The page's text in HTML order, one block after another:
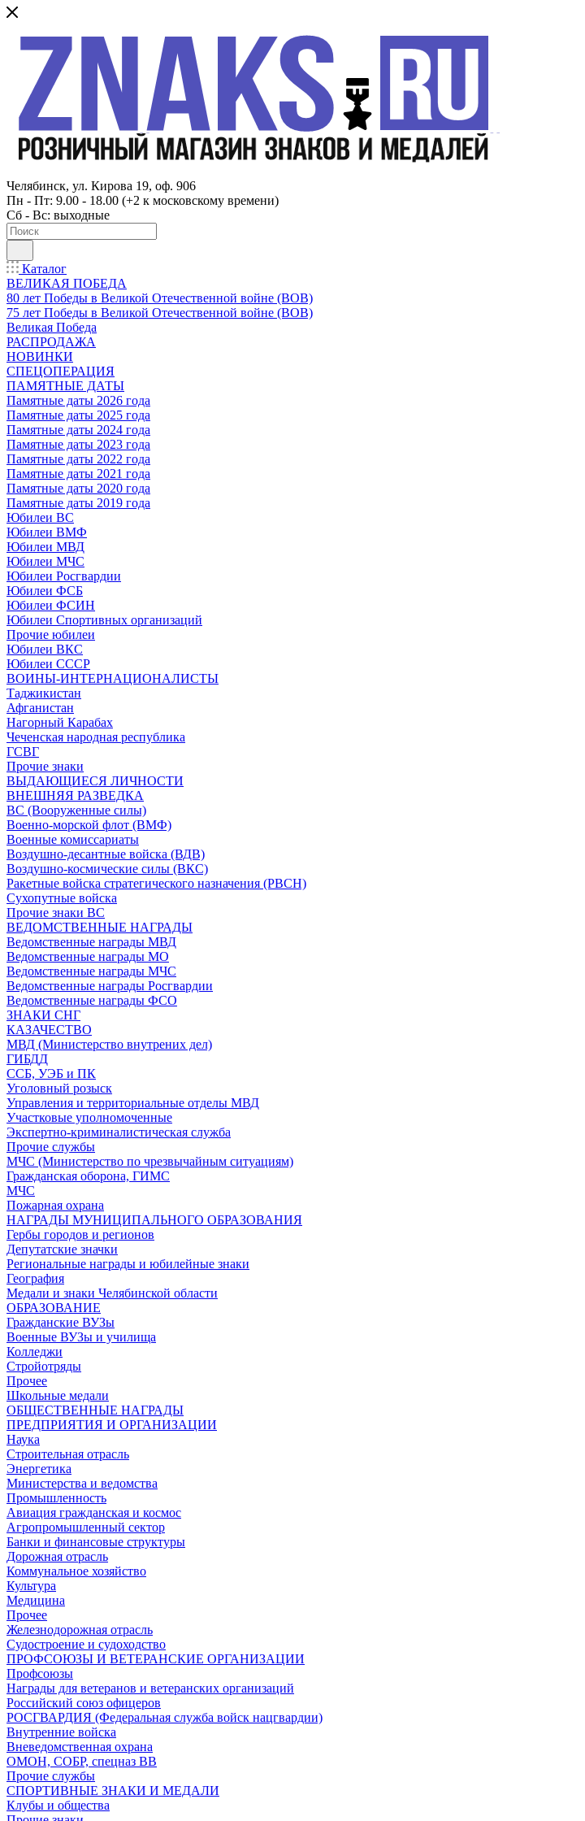
Челябинск, ул. Кирова 19, оф. 906
Пн - Пт: 9.00 - 18.00 (+2 к московскому времени)
Сб - Вс: выходные
Каталог
ВЕЛИКАЯ ПОБЕДА
80 лет Победы в Великой Отечественной войне (ВОВ)
75 лет Победы в Великой Отечественной войне (ВОВ)
Великая Победа
РАСПРОДАЖА
НОВИНКИ
СПЕЦОПЕРАЦИЯ
ПАМЯТНЫЕ ДАТЫ
Памятные даты 2026 года
Памятные даты 2025 года
Памятные даты 2024 года
Памятные даты 2023 года
Памятные даты 2022 года
Памятные даты 2021 года
Памятные даты 2020 года
Памятные даты 2019 года
Юбилеи ВС
Юбилеи ВМФ
Юбилеи МВД
Юбилеи МЧС
Юбилеи Росгвардии
Юбилеи ФСБ
Юбилеи ФСИН
Юбилеи Спортивных организаций
Прочие юбилеи
Юбилеи ВКС
Юбилеи СССР
ВОИНЫ-ИНТЕРНАЦИОНАЛИСТЫ
Таджикистан
Афганистан
Нагорный Карабах
Чеченская народная республика
ГСВГ
Прочие знаки
ВЫДАЮЩИЕСЯ ЛИЧНОСТИ
ВНЕШНЯЯ РАЗВЕДКА
ВС (Вооруженные силы)
Военно-морской флот (ВМФ)
Военные комиссариаты
Воздушно-десантные войска (ВДВ)
Воздушно-космические силы (ВКС)
Ракетные войска стратегического назначения (РВСН)
Сухопутные войска
Прочие знаки ВС
ВЕДОМСТВЕННЫЕ НАГРАДЫ
Ведомственные награды МВД
Ведомственные награды МО
Ведомственные награды МЧС
Ведомственные награды Росгвардии
Ведомственные награды ФСО
ЗНАКИ СНГ
КАЗАЧЕСТВО
МВД (Министерство внутрених дел)
ГИБДД
ССБ, УЭБ и ПК
Уголовный розыск
Управления и территориальные отделы МВД
Участковые уполномоченные
Экспертно-криминалистическая служба
Прочие службы
МЧС (Министерство по чрезвычайным ситуациям)
Гражданская оборона, ГИМС
МЧС
Пожарная охрана
НАГРАДЫ МУНИЦИПАЛЬНОГО ОБРАЗОВАНИЯ
Гербы городов и регионов
Депутатские значки
Региональные награды и юбилейные знаки
География
Медали и знаки Челябинской области
ОБРАЗОВАНИЕ
Гражданские ВУЗы
Военные ВУЗы и училища
Колледжи
Стройотряды
Прочее
Школьные медали
ОБЩЕСТВЕННЫЕ НАГРАДЫ
ПРЕДПРИЯТИЯ И ОРГАНИЗАЦИИ
Наука
Строительная отрасль
Энергетика
Министерства и ведомства
Промышленность
Авиация гражданская и космос
Агропромышленный сектор
Банки и финансовые структуры
Дорожная отрасль
Коммунальное хозяйство
Культура
Медицина
Прочее
Железнодорожная отрасль
Судостроение и судоходство
ПРОФСОЮЗЫ И ВЕТЕРАНСКИЕ ОРГАНИЗАЦИИ
Профсоюзы
Награды для ветеранов и ветеранских организаций
Российский союз офицеров
РОСГВАРДИЯ (Федеральная служба войск нацгвардии)
Внутренние войска
Вневедомственная охрана
ОМОН, СОБР, спецназ ВВ
Прочие службы
СПОРТИВНЫЕ ЗНАКИ И МЕДАЛИ
Клубы и общества